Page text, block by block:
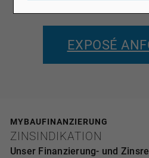
EXPOSÉ
MYBAUFINANZIERUNG
ZINSINDIKATION
Unser Finanzierung- und